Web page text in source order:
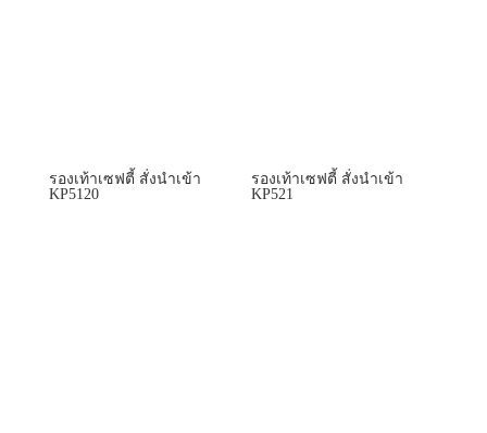
รองเท้าเซฟตี้ สั่งนำเข้า
KP5120
รองเท้าเซฟตี้ สั่งนำเข้า
KP521